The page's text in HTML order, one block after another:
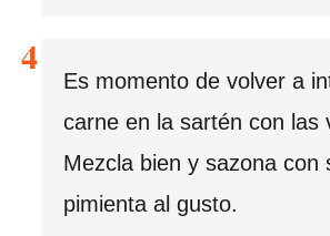
Es momento de volver a
carne en la sartén con las
Mezcla bien y sazona con
pimienta al gusto.